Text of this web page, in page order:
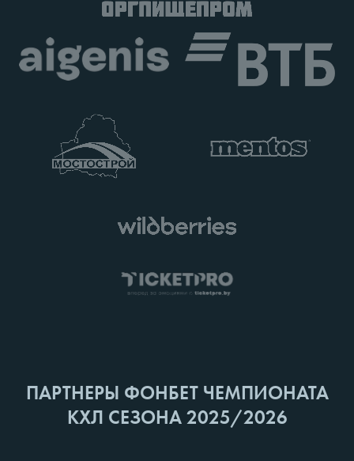
ПАРТНЕРЫ ФОНБЕТ ЧЕМПИОНАТА
КХЛ СЕЗОНА 2025/2026